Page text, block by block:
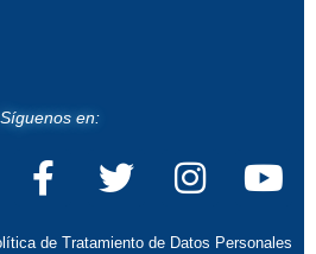
Síguenos en:
de Tratamiento de Datos Personales